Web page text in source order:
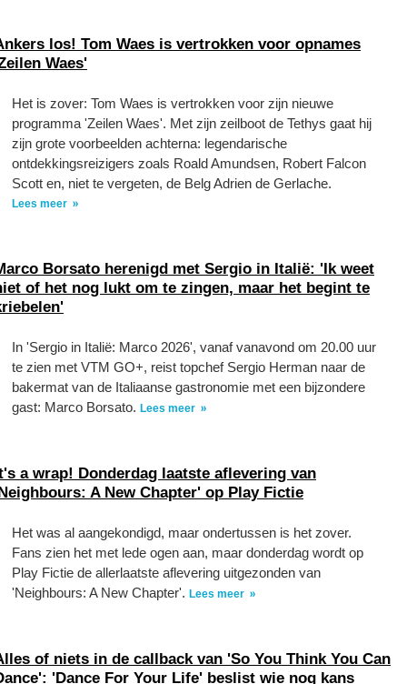
los! Tom Waes is vertrokken voor opnames
Waes'
Het is zover: Tom Waes is vertrokken voor zijn nieuwe
programma 'Zeilen Waes'. Met zijn zeilboot de Tethys gaat hij
zijn grote voorbeelden achterna: legendarische
ontdekkingsreizigers zoals Roald Amundsen, Robert Falcon
Scott en, niet te vergeten, de Belg Adrien de Gerlache.
Lees meer
Borsato herenigd met Sergio in Italië: 'Ik weet
of het nog lukt om te zingen, maar het begint te
In 'Sergio in Italië: Marco 2026', vanaf vanavond om 20.00 uur
te zien met VTM GO+, reist topchef Sergio Herman naar de
bakermat van de Italiaanse gastronomie met een bijzondere
gast: Marco Borsato. Lees meer
a wrap! Donderdag laatste aflevering van
A New Chapter' op Play Fictie
Het was al aangekondigd, maar ondertussen is het zover.
Fans zien het met lede ogen aan, maar donderdag wordt op
Play Fictie de allerlaatste aflevering uitgezonden van
'Neighbours: A New Chapter'. Lees meer
of niets in de callback van 'So You Think You Can
'Dance For Your Life' beslist wie nog kans